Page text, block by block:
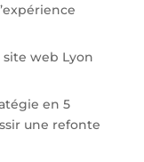
site web Lyon
en 5
une refonte